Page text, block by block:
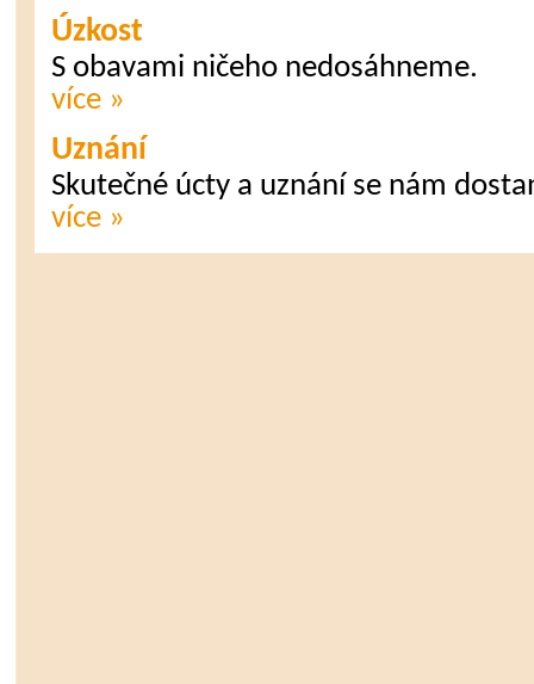
Úzkost
S obavami ničeho nedosáhneme.
více »
Uznání
Skutečné úcty a uznání se nám
více »